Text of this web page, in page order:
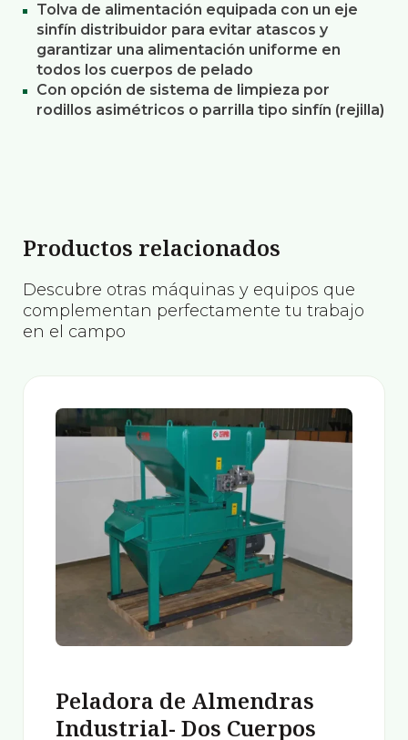
Tolva de alimentación equipada con un eje
sinfín distribuidor para evitar atascos y
garantizar una alimentación uniforme en
todos los cuerpos de pelado
Con opción de sistema de limpieza por
rodillos asimétricos o parrilla tipo sinfín (rejilla)
Productos relacionados
Descubre otras máquinas y equipos que
complementan perfectamente tu trabajo
en el campo
Peladora de Almendras
Industrial- Dos Cuerpos